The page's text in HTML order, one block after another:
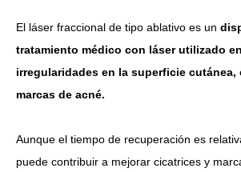
El láser fraccional de tipo ablativo es un
tratamiento médico con láser utilizado
irregularidades en la superficie
marcas de acné.
Aunque el tiempo de recuperación es
puede contribuir a mejorar cicatrices y